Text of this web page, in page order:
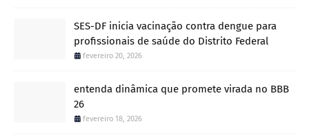
SES-DF inicia vacinação contra dengue para
profissionais de saúde do Distrito Federal
fevereiro 20, 2026
entenda dinâmica que promete virada no BBB
26
fevereiro 18, 2026